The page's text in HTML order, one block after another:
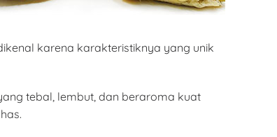
karena karakteristiknya yang unik
tebal, lembut, dan beraroma kuat